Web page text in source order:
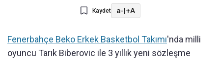
Kaydet a-|+A
Fenerbahçe Beko Erkek Basketbol Takımı'nda milli
oyuncu Tarık Biberovic ile 3 yıllık yeni sözleşme